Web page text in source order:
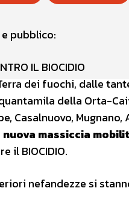
pubblico:
IL BIOCIDIO
dei fuochi, dalle
della Orta-
Casalnuovo, Mugnano,
nuova massiccia
il BIOCIDIO.
nefandezze si